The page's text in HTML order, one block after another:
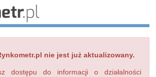
nie jest już aktualizowany.
dostępu do informacji o działalności